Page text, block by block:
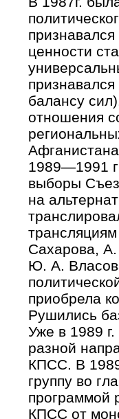
ценности
балансу
отношения
1989—1991
выборы
на
Сахарова,
Ю. А.
приобрела
Рушились
Уже в 1989 г.
разной
КПСС. В
группу во
программой
КПСС от